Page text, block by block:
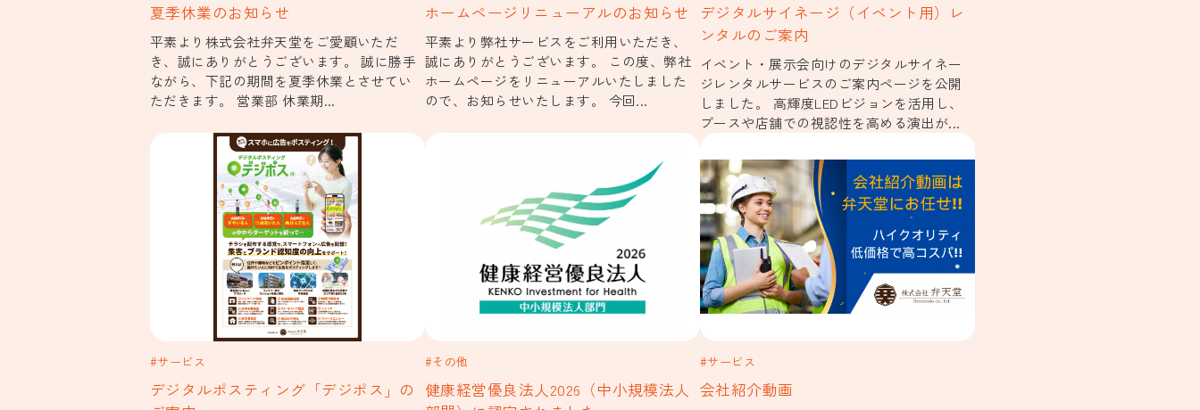
夏季休業のお知らせ
平素より株式会社弁天堂をご愛顧いただ
き、誠にありがとうございます。 誠に勝手
ながら、下記の期間を夏季休業とさせてい
ただきます。 営業部 休業期...
ホームページリニューアルのお知らせ
平素より弊社サービスをご利用いただき、
誠にありがとうございます。 この度、弊社
ホームページをリニューアルいたしました
ので、お知らせいたします。 今回...
デジタルサイネージ（イベント用）レ
ンタルのご案内
イベント・展示会向けのデジタルサイネー
ジレンタルサービスのご案内ページを公開
しました。 高輝度LEDビジョンを活用し、
ブースや店舗での視認性を高める演出が...
#サービス
デジタルポスティング「デジポス」の
#その他
健康経営優良法人2026（中小規模法人
#サービス
会社紹介動画